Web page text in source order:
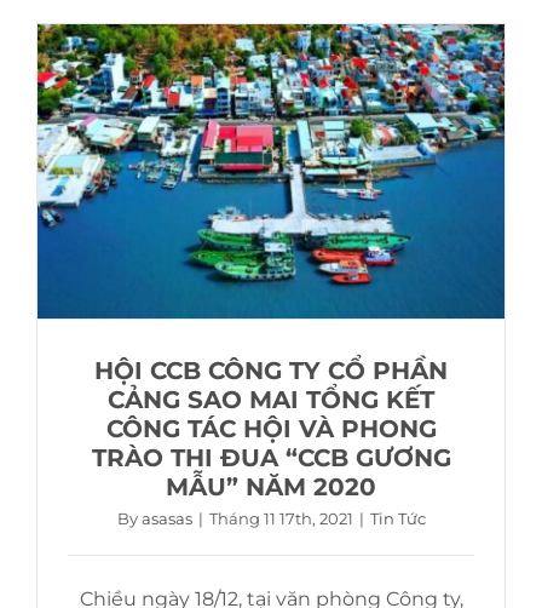
HỘI CCB CÔNG TY CỔ PHẦN
CẢNG SAO MAI TỔNG KẾT
CÔNG TÁC HỘI VÀ PHONG
TRÀO THI ĐUA “CCB GƯƠNG
MẪU” NĂM 2020
Byasasas | Tháng 11 17th, 2021 | Tin Tức
Chiều ngày 18/12, tại văn phòng Công ty,